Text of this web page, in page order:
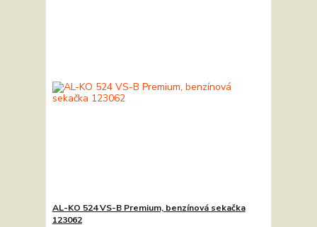
AL-KO 524 VS-B Premium, benzínová sekačka
123062